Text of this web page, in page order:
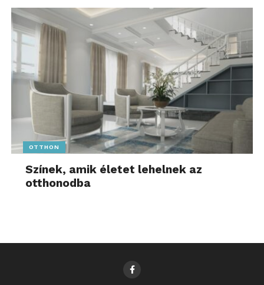
OTTHON
Színek, amik életet lehelnek az
otthonodba